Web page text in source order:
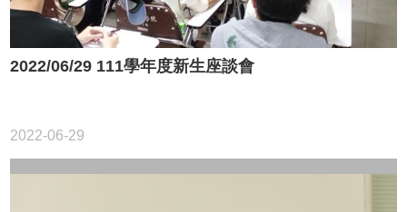
2022/06/29 111學年度新生座談會
2022-06-29